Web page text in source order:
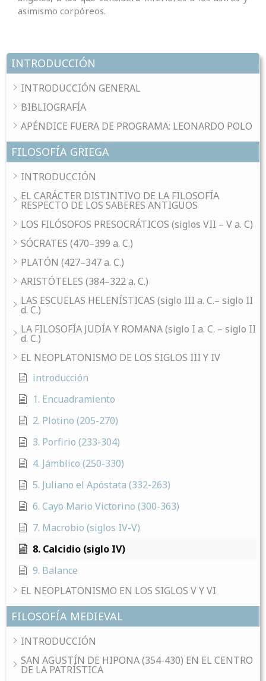
INTRODUCCIÓN
INTRODUCCIÓN GENERAL
BIBLIOGRAFÍA
APÉNDICE FUERA DE PROGRAMA: LEONARDO POLO
FILOSOFÍA GRIEGA
INTRODUCCIÓN
EL CARÁCTER DISTINTIVO DE LA FILOSOFÍA
RESPECTO DE LOS SABERES ANTIGUOS
LOS FILÓSOFOS PRESOCRÁTICOS (siglos VII – V a. C)
SÓCRATES (470–399 a. C.)
PLATÓN (427–347 a. C.)
ARISTÓTELES (384–322 a. C.)
LAS ESCUELAS HELENÍSTICAS (siglo III a. C.– siglo II
d. C.)
LA FILOSOFÍA JUDÍA Y ROMANA (siglo I a. C. – siglo II
d. C.)
EL NEOPLATONISMO DE LOS SIGLOS III Y IV
introducción
1. Encuadramiento
2. Plotino (205-270)
3. Porfirio (233-304)
4. Jámblico (250-330)
5. Juliano el Apóstata (332-263)
6. Cayo Mario Victorino (300-363)
7. Macrobio (siglos IV-V)
8. Calcidio (siglo IV)
9. Balance
EL NEOPLATONISMO EN LOS SIGLOS V Y VI
FILOSOFÍA MEDIEVAL
INTRODUCCIÓN
SAN AGUSTÍN DE HIPONA (354-430) EN EL CENTRO
DE LA PATRÍSTICA
asimismo corpóreos.